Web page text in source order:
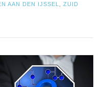
AAN DEN IJSSEL
ZUID